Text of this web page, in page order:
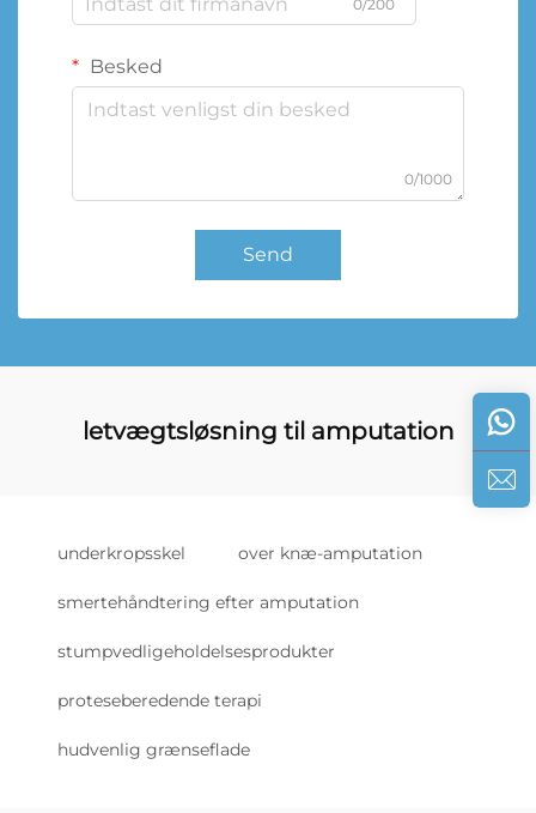
0/200
Besked
0/1000
Send
letvægtsløsning til amputation
underkropsskel over knæ-amputation
smertehåndtering efter amputation
stumpvedligeholdelsesprodukter
proteseberedende terapi
hudvenlig grænseflade